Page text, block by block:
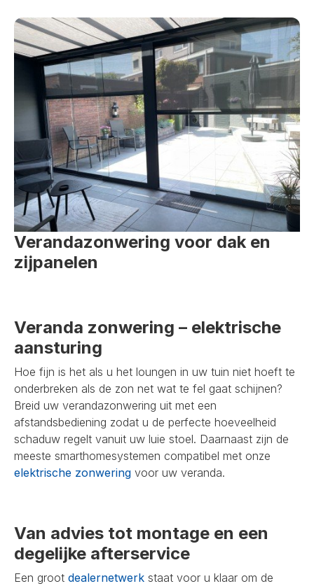
Verandazonwering voor dak en
zijpanelen
Veranda zonwering – elektrische
aansturing
Hoe fijn is het als u het loungen in uw tuin niet hoeft te
onderbreken als de zon net wat te fel gaat schijnen?
Breid uw verandazonwering uit met een
afstandsbediening zodat u de perfecte hoeveelheid
schaduw regelt vanuit uw luie stoel. Daarnaast zijn de
meeste smarthomesystemen compatibel met onze
elektrische zonwering voor uw veranda.
Van advies tot montage en een
degelijke afterservice
Een groot dealernetwerk staat voor u klaar om de